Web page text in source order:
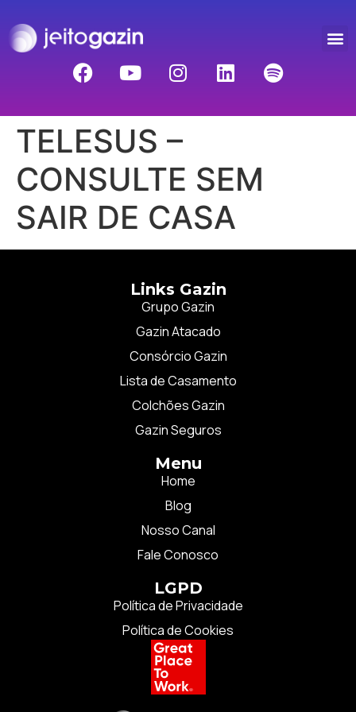
TELESUS –
CONSULTE SEM
SAIR DE CASA
Links Gazin
Grupo Gazin
Gazin Atacado
Consórcio Gazin
Lista de Casamento
Colchões Gazin
Gazin Seguros
Menu
Home
Blog
Nosso Canal
Fale Conosco
LGPD
Política de Privacidade
Política de Cookies